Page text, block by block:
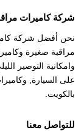
شركة كاميرات
نحن أفضل شركة
مراقبة صغيرة
وامكانية التوصير
على السيارة,
بالكويت.
للتواصل معنا